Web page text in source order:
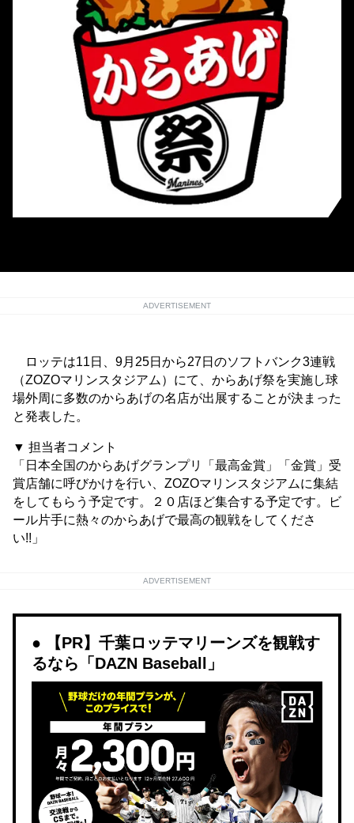
ADVERTISEMENT
ロッテは11日、9月25日から27日のソフトバンク3連戦
（ZOZOマリンスタジアム）にて、からあげ祭を実施し球
場外周に多数のからあげの名店が出展することが決まった
と発表した。
▼ 担当者コメント
「日本全国のからあげグランプリ「最高金賞」「金賞」受
賞店舗に呼びかけを行い、ZOZOマリンスタジアムに集結
をしてもらう予定です。２０店ほど集合する予定です。ビ
ール片手に熱々のからあげで最高の観戦をしてくださ
い!!」
ADVERTISEMENT
【PR】千葉ロッテマリーンズを観戦す
るなら「DAZN Baseball」